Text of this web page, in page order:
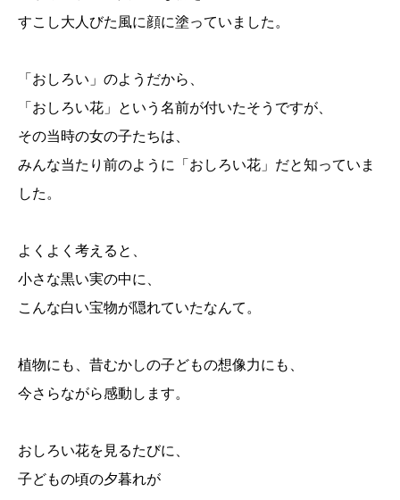
すこし大人びた風に顔に塗っていました。
「おしろい」のようだから、
「おしろい花」という名前が付いたそうですが、
その当時の女の子たちは、
みんな当たり前のように「おしろい花」だと知っていま
した。
よくよく考えると、
小さな黒い実の中に、
こんな白い宝物が隠れていたなんて。
植物にも、昔むかしの子どもの想像力にも、
今さらながら感動します。
おしろい花を見るたびに、
子どもの頃の夕暮れが